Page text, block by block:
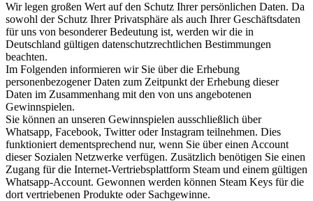
Wir legen großen Wert auf den Schutz Ihrer persönlichen Daten. Da
sowohl der Schutz Ihrer Privatsphäre als auch Ihrer Geschäftsdaten
für uns von besonderer Bedeutung ist, werden wir die in
Deutschland gültigen datenschutzrechtlichen Bestimmungen
beachten.
Im Folgenden informieren wir Sie über die Erhebung
personenbezogener Daten zum Zeitpunkt der Erhebung dieser
Daten im Zusammenhang mit den von uns angebotenen
Gewinnspielen.
Sie können an unseren Gewinnspielen ausschließlich über
Whatsapp, Facebook, Twitter oder Instagram teilnehmen. Dies
funktioniert dementsprechend nur, wenn Sie über einen Account
dieser Sozialen Netzwerke verfügen. Zusätzlich benötigen Sie einen
Zugang für die Internet-Vertriebsplattform Steam und einem gültigen
Whatsapp-Account. Gewonnen werden können Steam Keys für die
dort vertriebenen Produkte oder Sachgewinne.